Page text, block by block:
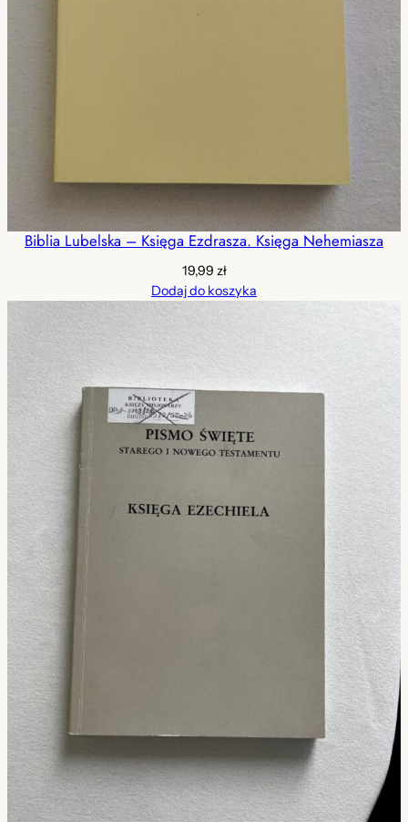
Biblia Lubelska – Księga Ezdrasza. Księga Nehemiasza
19,99 zł
Dodaj do koszyka